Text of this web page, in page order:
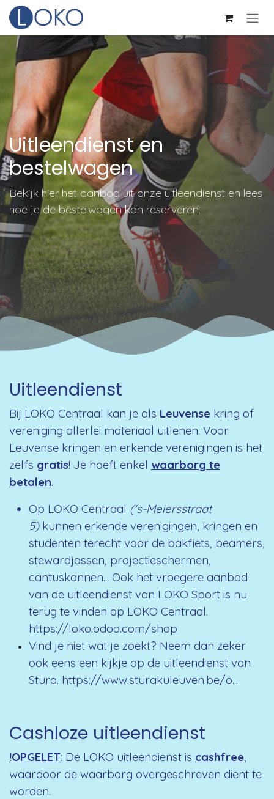
Overslaan naar inhoud
Uitleendienst en
bestelwagen
Bekijk hier het aanbod uit onze uitleendienst en lees
hoe je de bestelwagen kan reserveren.
Uitleendienst
Bij LOKO Centraal kan je als Leuvense kring of
vereniging allerlei materiaal uitlenen. Voor
Leuvense kringen en erkende verenigingen is het
zelfs gratis! Je hoeft enkel waarborg te
betalen.
Op LOKO Centraal ('s-Meiersstraat
5) kunnen erkende verenigingen, kringen en
studenten terecht voor de bakfiets, beamers,
stewardjassen, projectieschermen,
cantuskannen... Ook het vroegere aanbod
van de uitleendienst van LOKO Sport is nu
terug te vinden op LOKO Centraal.
https://loko.odoo.com/shop
Vind je niet wat je zoekt? Neem dan zeker
ook eens een kijkje op de uitleendienst van
Stura. https://www.sturakuleuven.be/o...
Cashloze uitleendienst
!OPGELET: De LOKO uitleendienst is cashfree,
waardoor de waarborg overgeschreven dient te
worden.